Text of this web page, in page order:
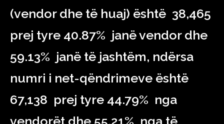
(vendor dhe të huaj) është 38,465
prej tyre 40.87% janë vendor dhe
59.13% janë të jashtëm, ndërsa
numri i net-qëndrimeve është
67,138 prej tyre 44.79% nga
vendorët dhe 55.21% nga të